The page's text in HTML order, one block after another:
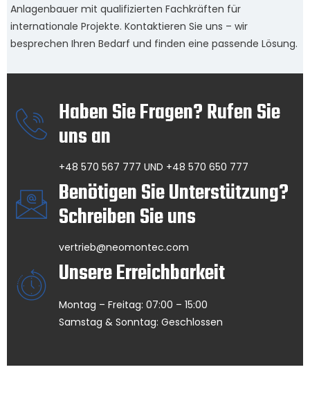
Anlagenbauer mit qualifizierten Fachkräften für
internationale Projekte. Kontaktieren Sie uns – wir
besprechen Ihren Bedarf und finden eine passende Lösung.
Haben Sie Fragen? Rufen Sie
uns an
+48 570 567 777 UND +48 570 650 777
Benötigen Sie Unterstützung?
Schreiben Sie uns
vertrieb@neomontec.com
Unsere Erreichbarkeit
Montag – Freitag: 07:00 – 15:00
Samstag & Sonntag: Geschlossen